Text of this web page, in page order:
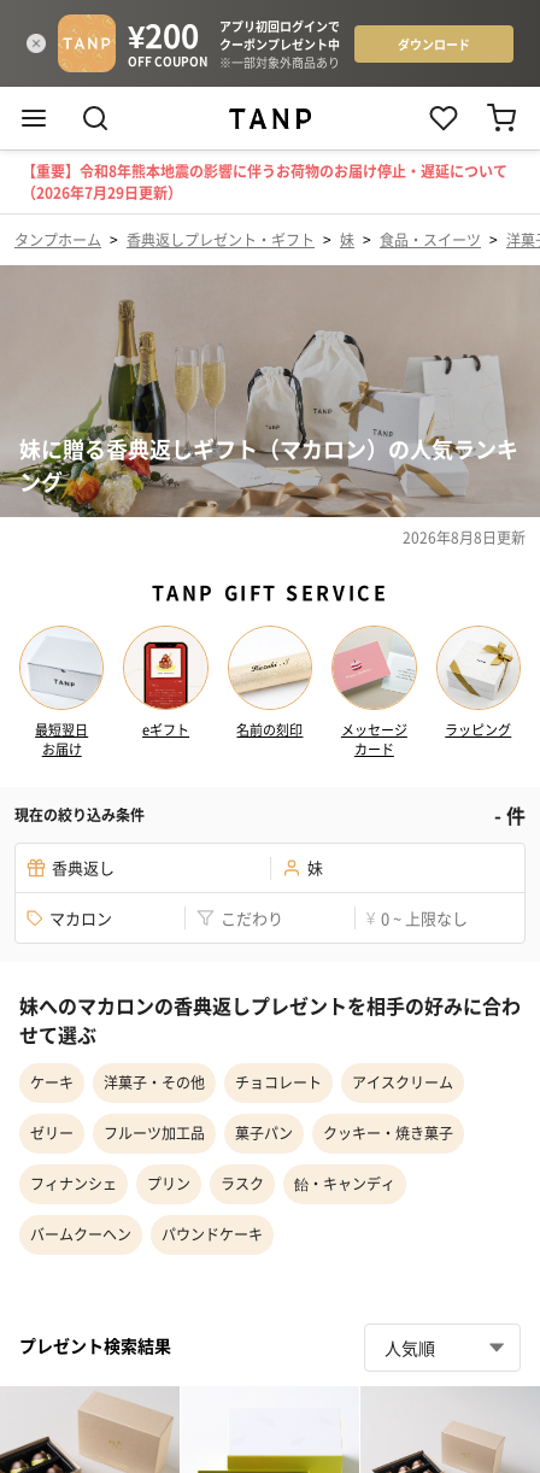
【重要】令和8年熊本地震の影響に伴うお荷物のお届け停止・遅延について
（2026年7月29日更新）
タンプホーム > 香典返しプレゼント・ギフト > 妹 > 食品・スイーツ > 洋菓
妹に贈る香典返しギフト（マカロン）の人気ランキ
ング
2026年8月8日更新
TANP GIFT SERVICE
最短翌日
お届け
eギフト 名前の刻印
メッセージ
カード
ラッピング
現在の絞り込み条件 -件
香典返し 妹
マカロン こだわり ¥ 0 ~ 上限なし
妹へのマカロンの香典返しプレゼントを相手の好みに合わ
せて選ぶ
ケーキ 洋菓子・その他 チョコレート アイスクリーム
ゼリー フルーツ加工品 菓子パン クッキー・焼き菓子
フィナンシェ プリン ラスク 飴・キャンディ
バームクーヘン パウンドケーキ
プレゼント検索結果